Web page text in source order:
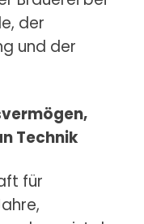
der
und der
Technik
für